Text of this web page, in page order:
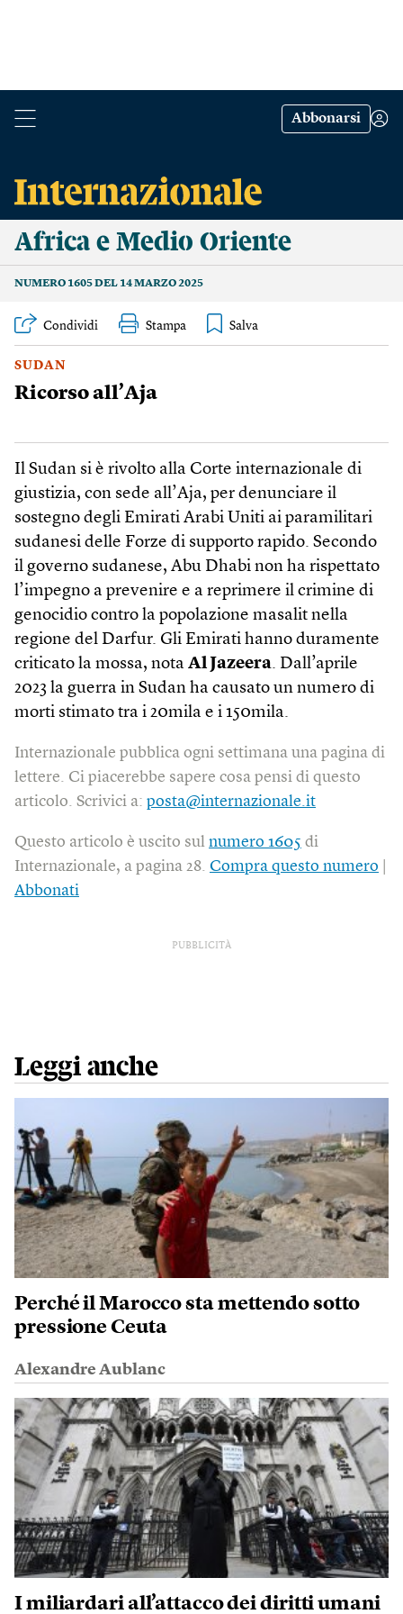
Abbonarsi
Africa e Medio Oriente
NUMERO 1605 DEL 14 MARZO 2025
Condividi Stampa
SUDAN
Ricorso all’Aja
Il Sudan si è rivolto alla Corte internazionale di
giustizia, con sede all’Aja, per denunciare il
sostegno degli Emirati Arabi Uniti ai paramilitari
sudanesi delle Forze di supporto rapido. Secondo
il governo sudanese, Abu Dhabi non ha rispettato
l’impegno a prevenire e a reprimere il crimine di
genocidio contro la popolazione masalit nella
regione del Darfur. Gli Emirati hanno duramente
criticato la mossa, nota Al Jazeera. Dall’aprile
2023 la guerra in Sudan ha causato un numero di
morti stimato tra i 20mila e i 150mila.
Internazionale pubblica ogni settimana una pagina di
lettere. Ci piacerebbe sapere cosa pensi di questo
articolo. Scrivici a: posta@internazionale.it
Questo articolo è uscito sul numero 1605 di
Internazionale, a pagina 28. Compra questo numero
Abbonati
PUBBLICITÀ
Leggi anche
Perché il Marocco sta mettendo sotto
pressione Ceuta
Alexandre Aublanc
I miliardari all’attacco dei diritti umani